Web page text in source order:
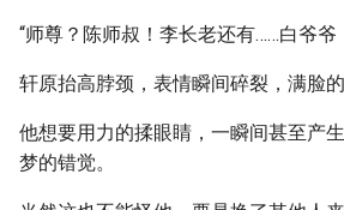
“师尊？陈师叔！李长老还有……白爷爷
轩原抬高脖颈，表情瞬间碎裂，满脸的
他想要用力的揉眼睛，一瞬间甚至产
梦的错觉。